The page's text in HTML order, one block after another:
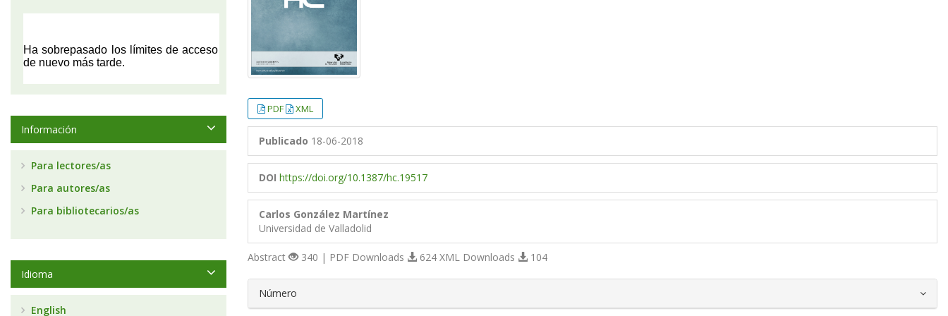
PDF XML
Publicado 18-06-2018
DOI https://doi.org/10.1387/hc.19517
Carlos González Martínez
Universidad de Valladolid
Abstract 340 | PDF Downloads 624 XML Downloads 104
##plugins.themes.bootstrap3.article.details##
Número
Información
Para lectores/as
Para autores/as
Para bibliotecarios/as
Idioma
English